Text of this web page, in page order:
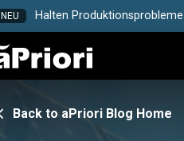
NEU Halten
Back to aPriori Blog Home